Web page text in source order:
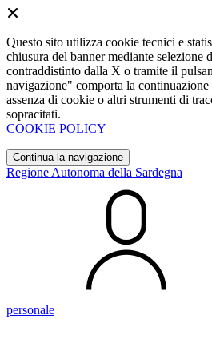
Questo sito utilizza cookie tecnici e
chiusura del banner mediante selezione
contraddistinto dalla X o tramite il
navigazione" comporta la
assenza di cookie o altri strumenti di
sopracitati.
COOKIE POLICY
Continua la navigazione
Regione Autonoma della Sardegna
personale